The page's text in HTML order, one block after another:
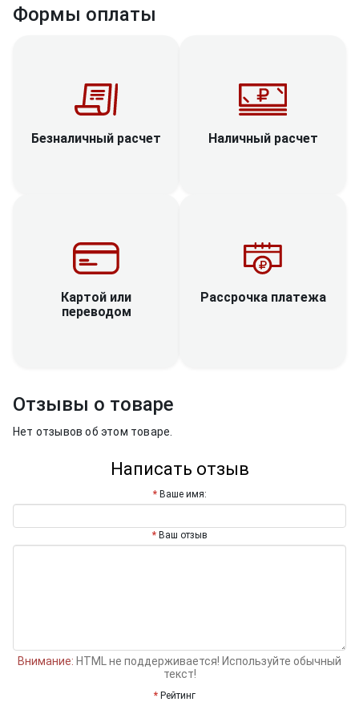
Формы оплаты
Безналичный расчет Наличный расчет
Картой или
переводом
Рассрочка платежа
Отзывы о товаре
Нет отзывов об этом товаре.
Написать отзыв
Ваше имя:
Ваш отзыв
Внимание: HTML не поддерживается! Используйте обычный
текст!
Рейтинг